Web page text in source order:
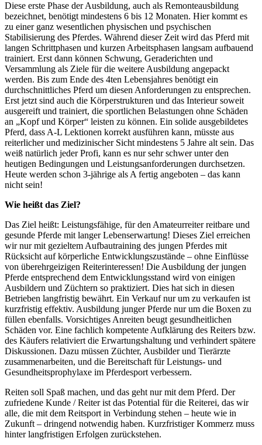
Diese erste Phase der Ausbildung, auch als Remonteausbildung
bezeichnet, benötigt mindestens 6 bis 12 Monaten. Hier kommt es
zu einer ganz wesentlichen physischen und psychischen
Stabilisierung des Pferdes. Während dieser Zeit wird das Pferd mit
langen Schrittphasen und kurzen Arbeitsphasen langsam aufbauend
trainiert. Erst dann können Schwung, Geraderichten und
Versammlung als Ziele für die weitere Ausbildung angepackt
werden. Bis zum Ende des 4ten Lebensjahres benötigt ein
durchschnittliches Pferd um diesen Anforderungen zu entsprechen.
Erst jetzt sind auch die Körperstrukturen und das Interieur soweit
ausgereift und trainiert, die sportlichen Belastungen ohne Schäden
an „Kopf und Körper“ leisten zu können. Ein solide ausgebildetes
Pferd, dass A-L Lektionen korrekt ausführen kann, müsste aus
reiterlicher und medizinischer Sicht mindestens 5 Jahre alt sein. Das
weiß natürlich jeder Profi, kann es nur sehr schwer unter den
heutigen Bedingungen und Leistungsanforderungen durchsetzen.
Heute werden schon 3-jährige als A fertig angeboten – das kann
nicht sein!
Wie heißt das Ziel?
Das Ziel heißt: Leistungsfähige, für den Amateurreiter reitbare und
gesunde Pferde mit langer Lebenserwartung! Dieses Ziel erreichen
wir nur mit gezieltem Aufbautraining des jungen Pferdes mit
Rücksicht auf körperliche Entwicklungszustände – ohne Einflüsse
von überehrgeizigen Reiterinteressen! Die Ausbildung der jungen
Pferde entsprechend dem Entwicklungsstand wird von einigen
Ausbildern und Züchtern so praktiziert. Dies hat sich in diesen
Betrieben langfristig bewährt. Ein Verkauf nur um zu verkaufen ist
kurzfristig effektiv. Ausbildung junger Pferde nur um die Boxen zu
füllen ebenfalls. Vorsichtiges Anreiten beugt gesundheitlichen
Schäden vor. Eine fachlich kompetente Aufklärung des Reiters bzw.
des Käufers relativiert die Erwartungshaltung und verhindert spätere
Diskussionen. Dazu müssen Züchter, Ausbilder und Tierärzte
zusammenarbeiten, und die Bereitschaft für Leistungs- und
Gesundheitsprophylaxe im Pferdesport verbessern.
Reiten soll Spaß machen, und das geht nur mit dem Pferd. Der
zufriedene Kunde / Reiter ist das Potential für die Reiterei, das wir
alle, die mit dem Reitsport in Verbindung stehen – heute wie in
Zukunft – dringend notwendig haben. Kurzfristiger Kommerz muss
hinter langfristigen Erfolgen zurückstehen.